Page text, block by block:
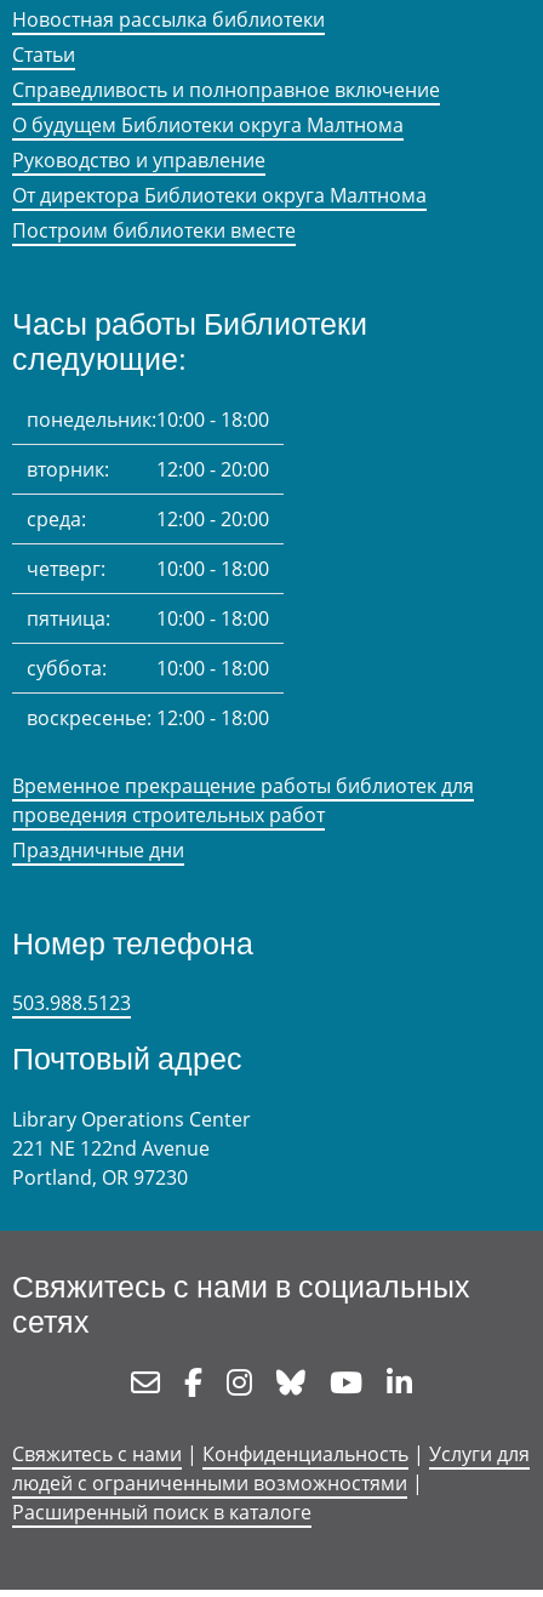
Новостная рассылка библиотеки
Статьи
Справедливость и полноправное включение
О будущем Библиотеки округа Малтнома
Руководство и управление
От директора Библиотеки округа Малтнома
Построим библиотеки вместе
Часы работы Библиотеки
следующие:
понедельник:10:00 - 18:00
вторник:
12:00 - 20:00
среда:
12:00 - 20:00
четверг:
10:00 - 18:00
пятница:
10:00 - 18:00
суббота:
10:00 - 18:00
воскресенье: 12:00 - 18:00
Временное прекращение работы библиотек для
проведения строительных работ
Праздничные дни
Номер телефона
503.988.5123
Почтовый адрес
Library Operations Center
221 NE 122nd Avenue
Portland, OR 97230
Свяжитесь с нами в социальных
сетях
NewsletterFacebookInstagram
Bluesky Youtube
Свяжитесь с нами | Конфиденциальность | Услуги для
людей с ограниченными возможностями |
Расширенный поиск в каталоге